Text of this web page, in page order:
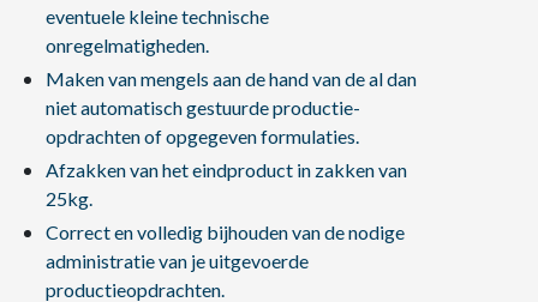
eventuele kleine technische
onregelmatigheden.
Maken van mengels aan de hand van de al dan
niet automatisch gestuurde productie-
opdrachten of opgegeven formulaties.
Afzakken van het eindproduct in zakken van
25kg.
Correct en volledig bijhouden van de nodige
administratie van je uitgevoerde
productieopdrachten.